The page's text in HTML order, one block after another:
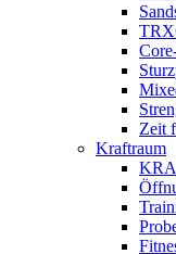
Zeit
Kraftraum